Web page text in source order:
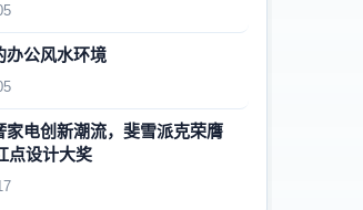
办公风水环境
家电创新潮流，斐雪派克荣膺
点设计大奖